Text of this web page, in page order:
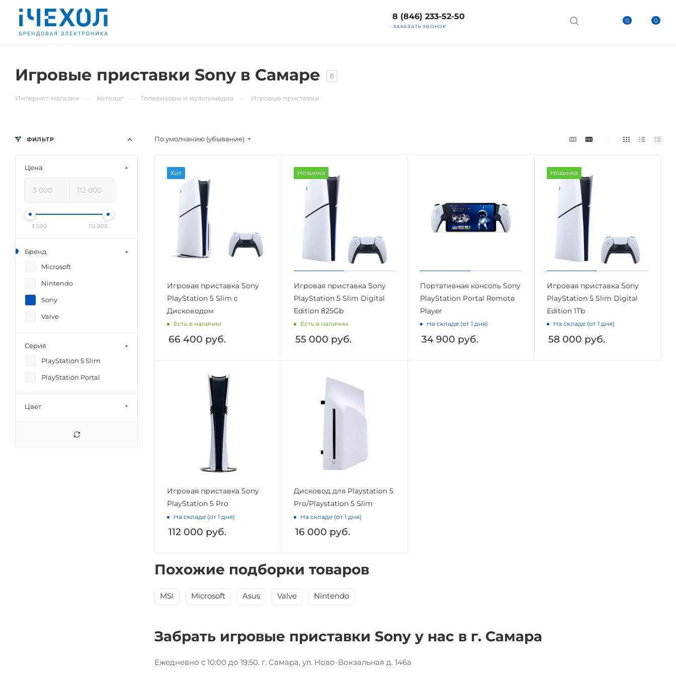
0 0
8 (846) 233-52-50
ЗАКАЗАТЬ ЗВОНОК
Игровые приставки Sony в Самаре 6
Интернет-магазин Каталог Телевизоры и мультимедиа Игровые приставки
По умолчанию (убывание)
Хит
Игровая приставка Sony
PlayStation 5 Slim с
Дисководом
Есть в наличии
66 400 руб.
Новинка
Игровая приставка Sony
PlayStation 5 Slim Digital
Edition 825Gb
Есть в наличии
55 000 руб.
Портативная консоль Sony
PlayStation Portal Remote
Player
На складе (от 1 дня)
34 900 руб.
Новинка
Игровая приставка Sony
PlayStation 5 Slim Digital
Edition 1Tb
На складе (от 1 дня)
58 000 руб.
Игровая приставка Sony
PlayStation 5 Pro
На складе (от 1 дня)
112 000 руб.
Дисковод для Playstation 5
Pro/Playstation 5 Slim
На складе (от 1 дня)
16 000 руб.
Похожие подборки товаров
MSI Microsoft Asus Valve Nintendo
Забрать игровые приставки Sony у нас в г. Самара
Ежедневно с 10:00 до 19:50. г. Самара, ул. Ново-Вокзальная д. 146а
ФИЛЬТР
Цена
3 000 112 000
Бренд
Microsoft
Nintendo
Sony
Valve
Серия
PlayStation 5 Slim
PlayStation Portal
Цвет